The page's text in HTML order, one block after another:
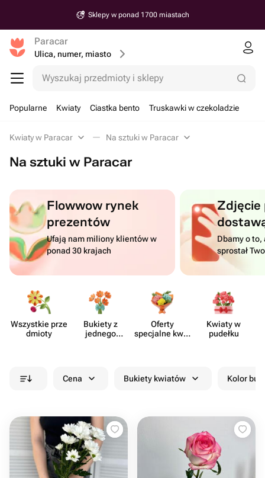
Sklepy w ponad 1700 miastach
Paracar
Ulica, numer, miasto
Wyszukaj przedmioty i sklepy
Popularne Kwiaty Ciastka bento Truskawki w czekoladzie
Kwiaty w Paracar Na sztuki w Paracar
Na sztuki w Paracar
Flowwow rynek
prezentów
Ufają nam miliony klientów w
ponad 30 krajach
Dbamy o to,
sprostał
Wszystkie prze​
dmioty
Bukiety z
jednego
Oferty
specjalne kwia​
Kwiaty w
pudełku
Cena Bukiety kwiatów Kolor